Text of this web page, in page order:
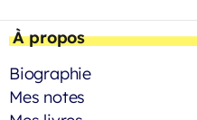
À propos
Biographie
Mes notes